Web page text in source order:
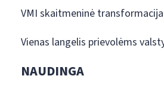
VMI skaitmeninė transformacija
Vienas langelis prievolėms
NAUDINGA